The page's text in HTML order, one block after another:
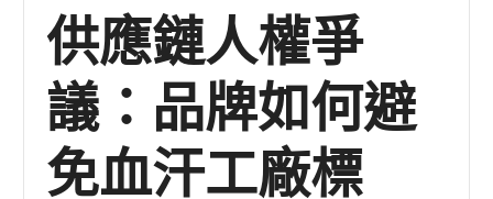
供應鏈人權爭
議：品牌如何避
免血汗工廠標